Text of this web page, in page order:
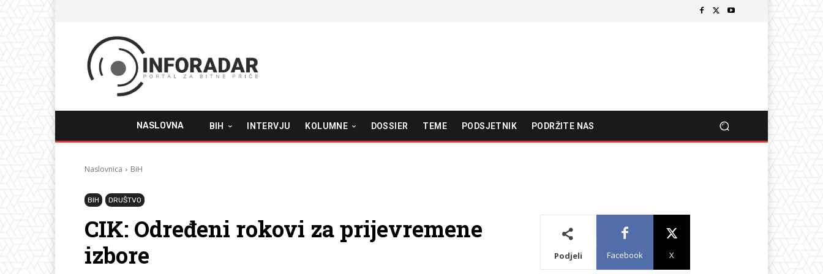
NASLOVNA BIH INTERVJU KOLUMNE DOSSIER TEME PODSJETNIK PODRŽITE NAS
Naslovnica BiH
BIH DRUŠTVO
CIK: Određeni rokovi za prijevremene
izbore
Podjeli Facebook X